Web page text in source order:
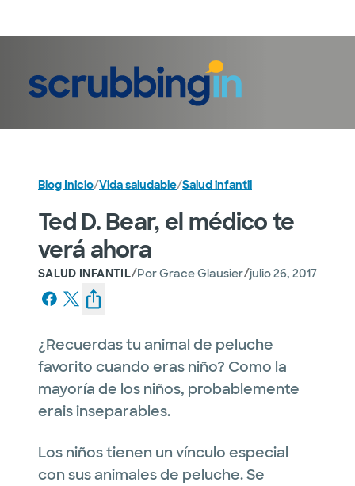
Blog Inicio/Vida saludable/Salud infantil
Ted D. Bear, el médico te
verá ahora
SALUD INFANTIL/PorGrace Glausier/julio 26, 2017
¿Recuerdas tu animal de peluche
favorito cuando eras niño? Como la
mayoría de los niños, probablemente
erais inseparables.
Los niños tienen un vínculo especial
con sus animales de peluche. Se